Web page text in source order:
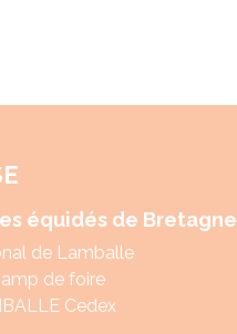
équidés de Bretagne
de Lamballe
de foire
Cedex